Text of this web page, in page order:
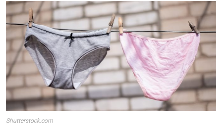
Shutterstock.com